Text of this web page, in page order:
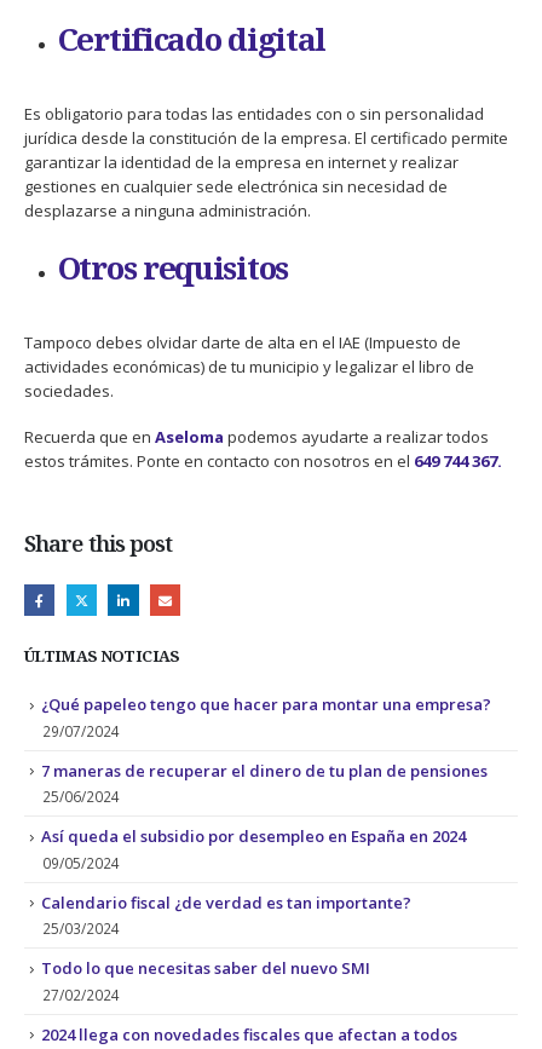
Certificado digital
Es obligatorio para todas las entidades con o sin personalidad
jurídica desde la constitución de la empresa. El certificado permite
garantizar la identidad de la empresa en internet y realizar
gestiones en cualquier sede electrónica sin necesidad de
desplazarse a ninguna administración.
Otros requisitos
Tampoco debes olvidar darte de alta en el IAE (Impuesto de
actividades económicas) de tu municipio y legalizar el libro de
sociedades.
Recuerda que en Aseloma podemos ayudarte a realizar todos
estos trámites. Ponte en contacto con nosotros en el 649 744 367.
Share this post
ÚLTIMAS NOTICIAS
¿Qué papeleo tengo que hacer para montar una empresa?
29/07/2024
7 maneras de recuperar el dinero de tu plan de pensiones
25/06/2024
Así queda el subsidio por desempleo en España en 2024
09/05/2024
Calendario fiscal ¿de verdad es tan importante?
25/03/2024
Todo lo que necesitas saber del nuevo SMI
27/02/2024
2024 llega con novedades fiscales que afectan a todos